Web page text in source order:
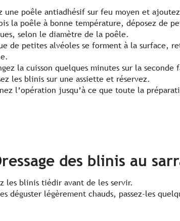
une poêle antiadhésif sur feu moyen et
la poêle à bonne température, déposez de
selon le diamètre de la poêle.
de petites alvéoles se forment à la surface,
la cuisson quelques minutes sur la
les blinis sur une assiette et réservez.
l’opération jusqu’à ce que toute la
des blinis au
les blinis tiédir avant de les servir.
déguster légèrement chauds, passez-les